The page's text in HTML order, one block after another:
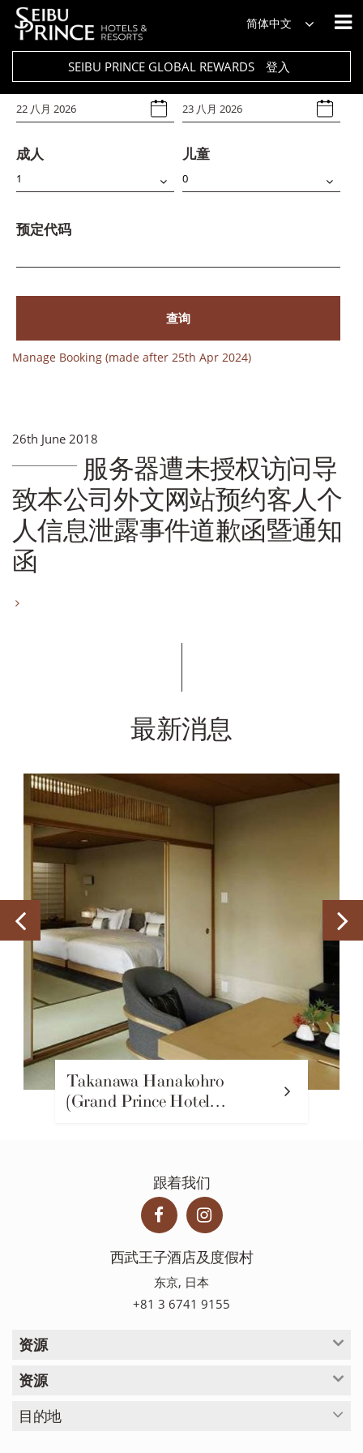
简体中文
SEIBU PRINCE GLOBAL REWARDS 登入
饭店
Select Any
入住日期 退房日期
成人 儿童
预定代码
查询
Manage Booking (made after 25th Apr 2024)
26th June 2018
服务器遭未授权访问导
致本公司外文网站预约客人个
人信息泄露事件道歉函暨通知
函
最新消息
Takanawa Hanakohro
(Grand Prince Hotel…
跟着我们
西武王子酒店及度假村
东京, 日本
+81 3 6741 9155
资源
资源
目的地